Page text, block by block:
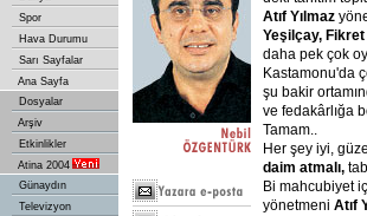
Spor
Hava Durumu
Sarı Sayfalar
Ana Sayfa
Dosyalar
Arşiv
Etkinlikler
Atina 2004
Günaydın
Televizyon
Atıf Yılmaz
Yeşilçay,
daha pek çok
Kastamonu'da
şu bakir
ve fedakârlığa
Tamam..
Her şey iyi,
daim atmalı,
Bi mahcubiyet
yönetmeni Atıf